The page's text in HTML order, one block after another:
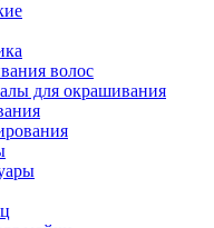
волос
для окрашивания